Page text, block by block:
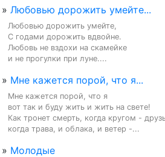
» Любовью дорожить умейте...
Любовью дорожить умейте,
С годами дорожить вдвойне.
Любовь не вздохи на скамейке
и не прогулки при луне....
» Мне кажется порой, что я...
Мне кажется порой, что я
вот так и буду жить и жить на свете!
Как тронет смерть, когда кругом -
когда трава, и облака, и ветер -...
» Молодые